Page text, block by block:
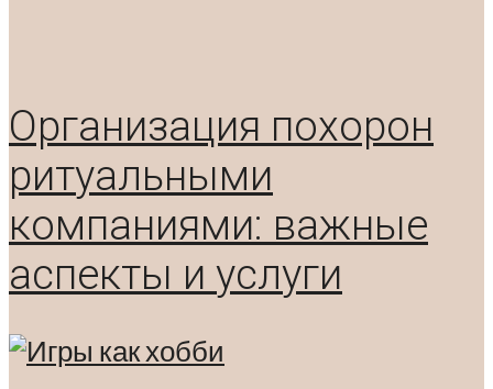
Организация похорон
ритуальными
компаниями: важные
аспекты и услуги